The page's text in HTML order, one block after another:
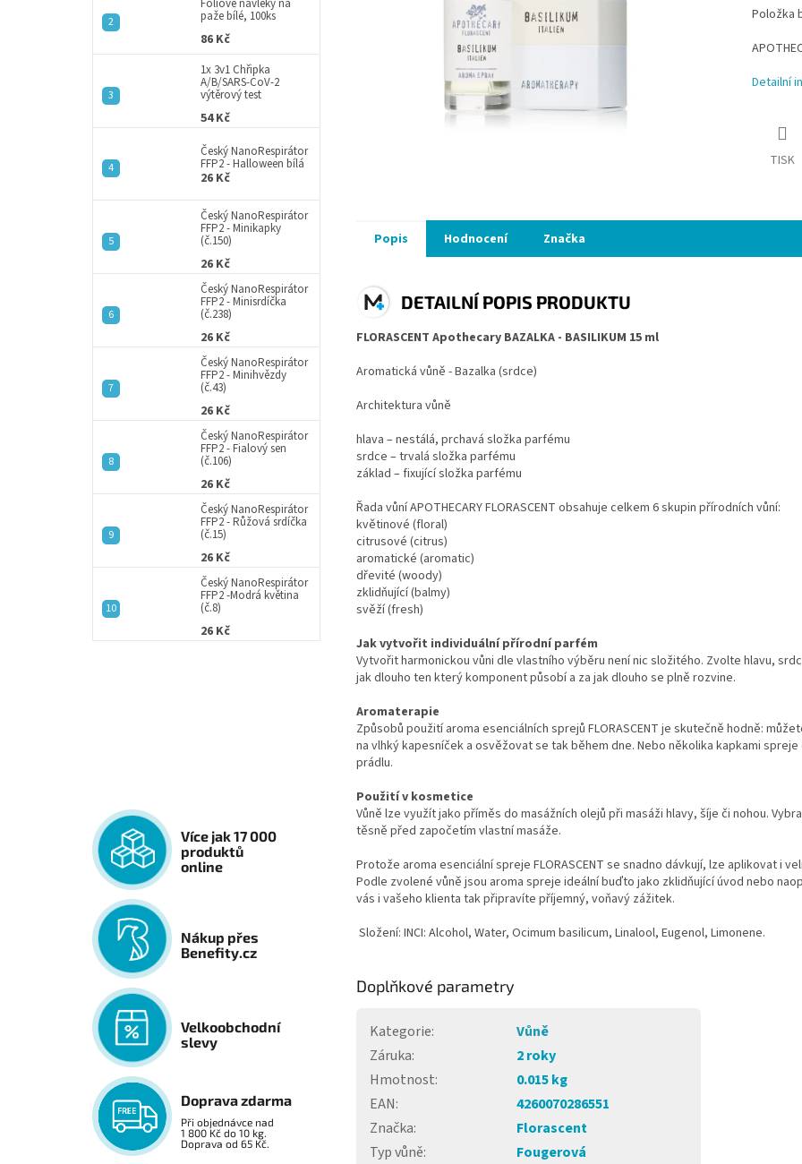
paže bílé, 100ks
86 Kč
1x 3v1 Chřipka
A/B/SARS-CoV-2
výtěrový test
54 Kč
Český NanoRespirátor
FFP2 - Halloween bílá
26 Kč
Český NanoRespirátor
FFP2 - Minikapky
(č.150)
26 Kč
Český NanoRespirátor
FFP2 - Minisrdíčka
(č.238)
26 Kč
Český NanoRespirátor
FFP2 - Minihvězdy
(č.43)
26 Kč
Český NanoRespirátor
FFP2 - Fialový sen
(č.106)
26 Kč
Český NanoRespirátor
FFP2 - Růžová srdíčka
(č.15)
26 Kč
Český NanoRespirátor
FFP2 -Modrá květina
(č.8)
26 Kč
Více jak 17 000
produktů
online
Nákup přes
Benefity.cz
Velkoobchodní
slevy
Doprava zdarma
Při objednávce nad
1 800 Kč do 10 kg.
Doprava od 65 Kč.
Položka
Detailní
TISK
Popis Hodnocení Značka
DETAILNÍ POPIS PRODUKTU
FLORASCENT Apothecary BAZALKA - BASILIKUM 15 ml
Aromatická vůně - Bazalka (srdce)
Architektura vůně
hlava – nestálá, prchavá složka parfému
srdce – trvalá složka parfému
základ – fixující složka parfému
Řada vůní APOTHECARY FLORASCENT obsahuje celkem 6 skupin přírodních vůní:
květinové (floral)
citrusové (citrus)
aromatické (aromatic)
dřevité (woody)
zklidňující (balmy)
svěží (fresh)
Jak vytvořit individuální přírodní parfém
Vytvořit harmonickou vůni dle vlastního výběru není nic složitého. Zvolte hlavu,
jak dlouho ten který komponent působí a za jak dlouho se plně rozvine.
Aromaterapie
Způsobů použití aroma esenciálních sprejů FLORASCENT je skutečně hodně:
na vlhký kapesníček a osvěžovat se tak během dne. Nebo několika kapkami
prádlu.
Použití v kosmetice
Vůně lze využít jako příměs do masážních olejů při masáži hlavy, šíje či nohou.
těsně před započetím vlastní masáže.
Protože aroma esenciální spreje FLORASCENT se snadno dávkují, lze aplikovat i
Podle zvolené vůně jsou aroma spreje ideální buďto jako zklidňující úvod nebo
vás i vašeho klienta tak připravíte příjemný, voňavý zážitek.
Složení: INCI: Alcohol, Water, Ocimum basilicum, Linalool, Eugenol, Limonene.
Doplňkové parametry
Kategorie:
Vůně
Záruka:
2 roky
Hmotnost:
0.015 kg
EAN:
4260070286551
Značka:
Florascent
Typ vůně:
Fougerová